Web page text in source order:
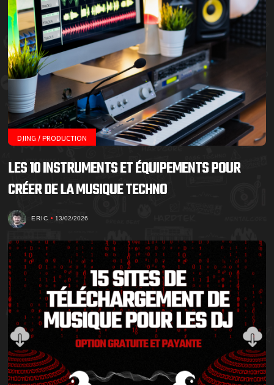
DJING / PRODUCTION
LES 10 INSTRUMENTS ET ÉQUIPEMENTS POUR
CRÉER DE LA MUSIQUE TECHNO
ERIC 13/02/2026